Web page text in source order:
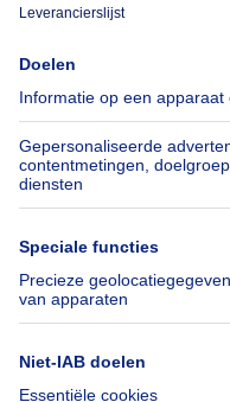
Immoweb
Pers
Jobs
Axel Springer Group
SeLoger.com
Immowelt.de
Hulp
Veelgestelde vragen
Toegankelijkheid